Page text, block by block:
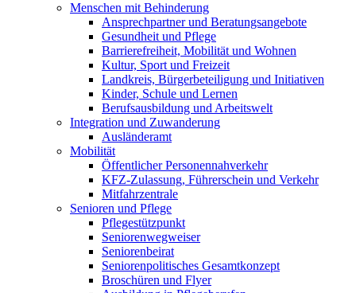
Menschen mit Behinderung
Ansprechpartner und Beratungsangebote
Gesundheit und Pflege
Barrierefreiheit, Mobilität und Wohnen
Kultur, Sport und Freizeit
Landkreis, Bürgerbeteiligung und Initiativen
Kinder, Schule und Lernen
Berufsausbildung und Arbeitswelt
Integration und Zuwanderung
Ausländeramt
Mobilität
Öffentlicher Personennahverkehr
KFZ-Zulassung, Führerschein und Verkehr
Mitfahrzentrale
Senioren und Pflege
Pflegestützpunkt
Seniorenwegweiser
Seniorenbeirat
Seniorenpolitisches Gesamtkonzept
Broschüren und Flyer